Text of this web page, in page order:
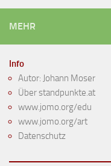
MEHR
Info
Autor: Johann Moser
Über standpunkte.at
www.jomo.org/edu
www.jomo.org/art
Datenschutz